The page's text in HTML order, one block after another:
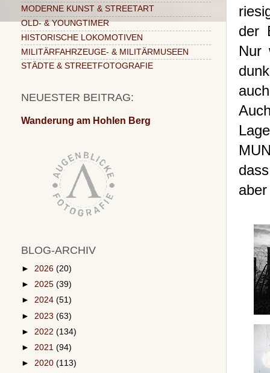
der
Nur
MODERNE KUNST & STREETART
OLD- & YOUNGTIMER
HISTORISCHE LOKOMOTIVEN
MILITÄRFAHRZEUGE- & MILITÄRMUSEEN
STÄDTE & STREETFOTOGRAFIE
NEUESTER BEITRAG:
Wanderung am Hohlen Berg
BLOG-ARCHIV
► 2026 (20)
► 2025 (39)
► 2024 (51)
► 2023 (63)
► 2022 (134)
► 2021 (94)
► 2020 (113)